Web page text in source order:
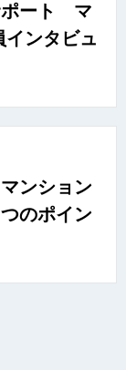
ポート マ
インタビュ
ンション
のポイン